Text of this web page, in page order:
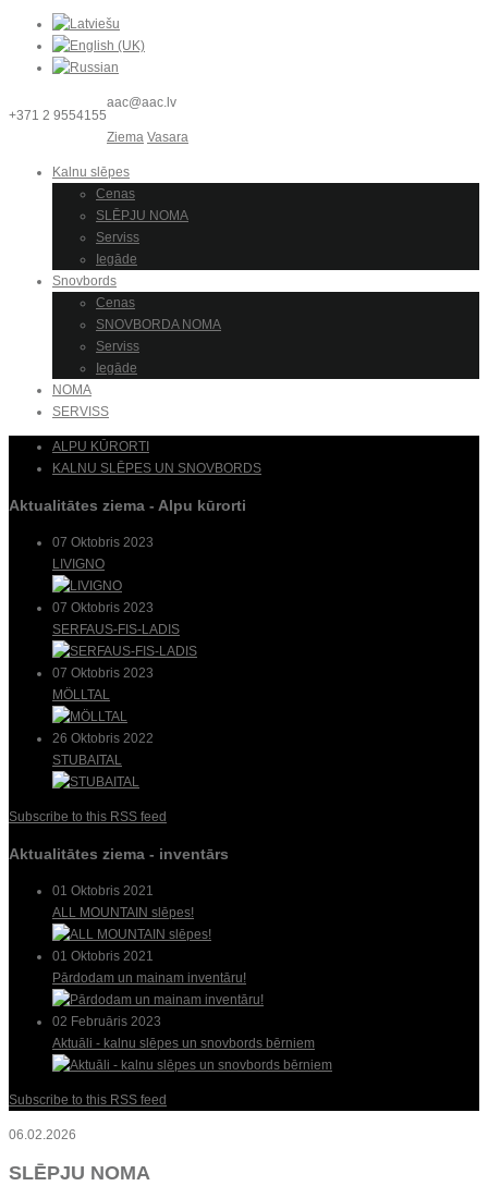
+371 2 9554155
aac@aac.lv
Ziema Vasara
Kalnu slēpes
Cenas
SLĒPJU NOMA
Serviss
Iegāde
Snovbords
Cenas
SNOVBORDA NOMA
Serviss
Iegāde
NOMA
SERVISS
ALPU KŪRORTI
KALNU SLĒPES UN SNOVBORDS
Aktualitātes ziema - Alpu kūrorti
07 Oktobris 2023
LIVIGNO
07 Oktobris 2023
SERFAUS-FIS-LADIS
07 Oktobris 2023
MÖLLTAL
26 Oktobris 2022
STUBAITAL
Subscribe to this RSS feed
Aktualitātes ziema - inventārs
01 Oktobris 2021
ALL MOUNTAIN slēpes!
01 Oktobris 2021
Pārdodam un mainam inventāru!
02 Februāris 2023
Aktuāli - kalnu slēpes un snovbords bērniem
Subscribe to this RSS feed
06.02.2026
SLĒPJU NOMA